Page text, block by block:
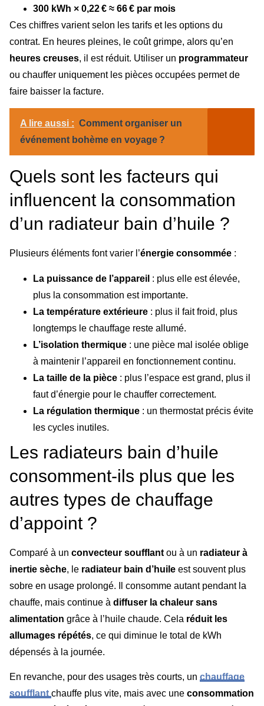
300 kWh × 0,22 € ≈ 66 € par mois
Ces chiffres varient selon les tarifs et les options du
contrat. En heures pleines, le coût grimpe, alors qu’en
heures creuses, il est réduit. Utiliser un programmateur
ou chauffer uniquement les pièces occupées permet de
faire baisser la facture.
A lire aussi : Comment organiser un
événement bohème en voyage ?
Quels sont les facteurs qui
influencent la consommation
d’un radiateur bain d’huile ?
Plusieurs éléments font varier l’énergie consommée :
La puissance de l’appareil : plus elle est élevée,
plus la consommation est importante.
La température extérieure : plus il fait froid, plus
longtemps le chauffage reste allumé.
L’isolation thermique : une pièce mal isolée oblige
à maintenir l’appareil en fonctionnement continu.
La taille de la pièce : plus l’espace est grand, plus il
faut d’énergie pour le chauffer correctement.
La régulation thermique : un thermostat précis évite
les cycles inutiles.
Les radiateurs bain d’huile
consomment-ils plus que les
autres types de chauffage
d’appoint ?
Comparé à un convecteur soufflant ou à un radiateur à
inertie sèche, le radiateur bain d’huile est souvent plus
sobre en usage prolongé. Il consomme autant pendant la
chauffe, mais continue à diffuser la chaleur sans
alimentation grâce à l’huile chaude. Cela réduit les
allumages répétés, ce qui diminue le total de kWh
dépensés à la journée.
En revanche, pour des usages très courts, un chauffage
soufflant chauffe plus vite, mais avec une consommation